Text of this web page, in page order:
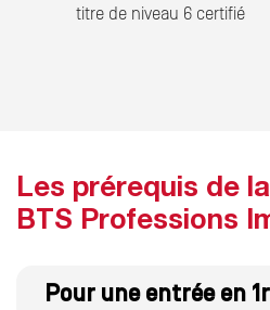
titre de niveau 6 certifié
Les prérequis de
BTS Professions
Pour une entrée en